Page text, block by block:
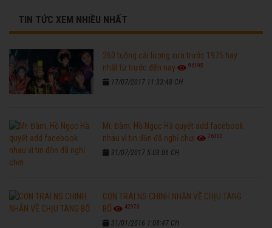
TIN TỨC XEM NHIỀU NHẤT
260 tuồng cải lương xưa trước 1975 hay
nhất từ trước đến nay
96195
17/07/2017 11:33:48 CH
Mr. Đàm, Hồ Ngọc Hà quyết add facebook
nhau vì tin đồn đã nghỉ chơi
76300
31/07/2017 5:03:06 CH
CON TRAI NS CHINH NHẪN VỀ CHỊU TANG
BỐ
42973
31/01/2016 1:08:47 CH